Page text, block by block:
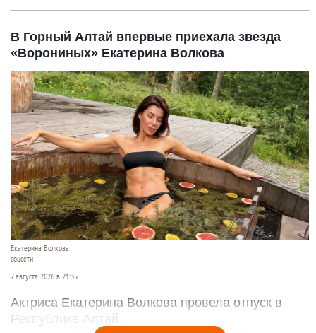
В Горный Алтай впервые приехала звезда
«Ворониных» Екатерина Волкова
Екатерина Волкова
соцсети
7 августа 2026 в 21:35
Актриса Екатерина Волкова провела отпуск в
Республике Алтай.